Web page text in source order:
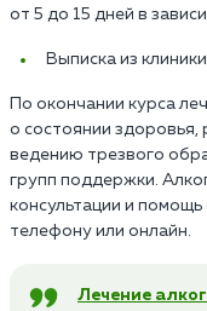
от 5 до 15 дней в
Выписка из
По окончании курса
о состоянии
ведению трезвого
групп поддержки.
консультации и
телефону или онлайн.
Лечение